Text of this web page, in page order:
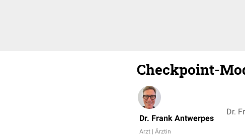
Checkpoint-
Dr. Frank Antwerpes
Arzt | Ärztin
Dr.